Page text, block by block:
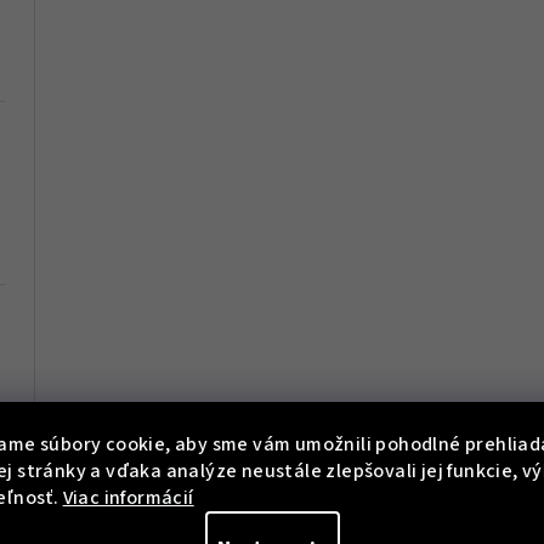
súbory cookie, aby sme vám umožnili pohodlné
stránky a vďaka analýze neustále zlepšovali jej funkcie,
Viac informácií
KÓD:RB.15906.1816.2323.L2